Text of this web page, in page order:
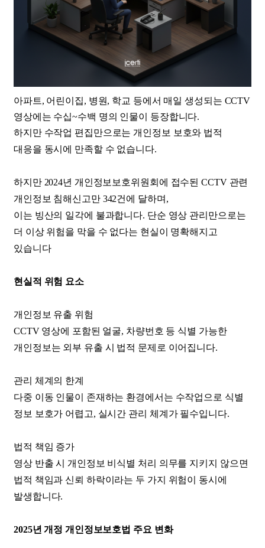
아파트, 어린이집, 병원, 학교 등에서 매일 생성되는 CCTV
영상에는 수십~수백 명의 인물이 등장합니다.
하지만 수작업 편집만으로는 개인정보 보호와 법적
대응을 동시에 만족할 수 없습니다.
하지만 2024년 개인정보보호위원회에 접수된 CCTV 관련
개인정보 침해신고만 342건에 달하며,
이는 빙산의 일각에 불과합니다. 단순 영상 관리만으로는
더 이상 위험을 막을 수 없다는 현실이 명확해지고
있습니다
현실적 위험 요소
개인정보 유출 위험
CCTV 영상에 포함된 얼굴, 차량번호 등 식별 가능한
개인정보는 외부 유출 시 법적 문제로 이어집니다.
​관리 체계의 한계
다중 이동 인물이 존재하는 환경에서는 수작업으로 식별
정보 보호가 어렵고, 실시간 관리 체계가 필수입니다.
​법적 책임 증가
영상 반출 시 개인정보 비식별 처리 의무를 지키지 않으면
법적 책임과 신뢰 하락이라는 두 가지 위험이 동시에
발생합니다.
2025년 개정 개인정보보호법 주요 변화